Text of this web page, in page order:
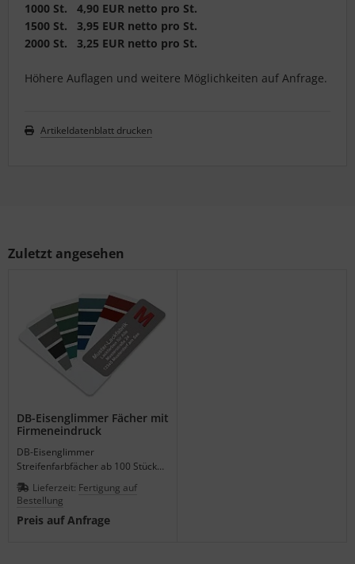
1000 St. 4,90 EUR netto pro St.
1500 St. 3,95 EUR netto pro St.
2000 St. 3,25 EUR netto pro St.
Höhere Auflagen und weitere Möglichkeiten auf Anfrage.
Artikeldatenblatt drucken
Zuletzt angesehen
DB-Eisenglimmer Fächer mit
Firmeneindruck
DB-Eisenglimmer
Streifenfarbfächer ab 100 Stück
als günstiges Werbemittel mit
Ihrem Firmeneindruck gestalten.
Lieferzeit: Fertigung auf
Bestellung
Preis auf Anfrage